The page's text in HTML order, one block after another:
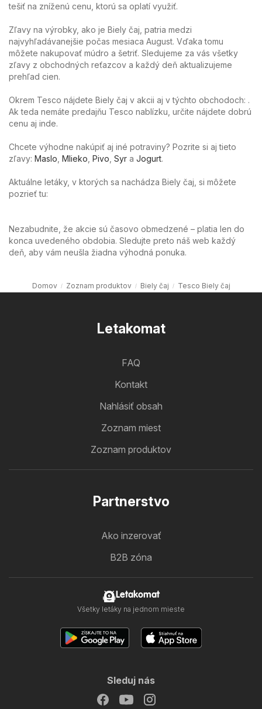
tešiť na zníženú cenu, ktorú sa oplatí využiť.
Zľavy na výrobky, ako je Biely čaj, patria medzi
najvyhľadávanejšie počas mesiaca August. Vďaka tomu
môžete nakupovať múdro a šetriť. Sledujeme za vás všetky
zľavy z obchodných reťazcov a každý deň aktualizujeme
prehľad cien.
Okrem Tesco nájdete Biely čaj v akcii aj v týchto obchodoch: .
Ak teda nemáte predajňu Tesco nablízku, určite nájdete dobrú
cenu aj inde.
Chcete výhodne nakúpiť aj iné potraviny? Pozrite si aj tieto
zľavy: Maslo Mlieko Pivo Syr a Jogurt.
Aktuálne letáky, v ktorých sa nachádza Biely čaj, si môžete
pozrieť tu:
Nezabudnite, že akcie sú časovo obmedzené – platia len do
konca uvedeného obdobia. Sledujte preto náš web každý
deň, aby vám neušla žiadna výhodná ponuka.
Domov Zoznam produktov Biely čaj Tesco Biely čaj
Letakomat
FAQ
Kontakt
Nahlásiť obsah
Zoznam miest
Zoznam produktov
Partnerstvo
Ako inzerovať
B2B zóna
Letakomat
Všetky letáky na jednom mieste
Sleduj nás